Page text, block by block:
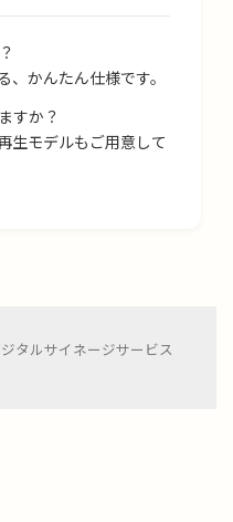
かんたん仕様です。
すか？
生モデルもご用意して
タルサイネージサービス